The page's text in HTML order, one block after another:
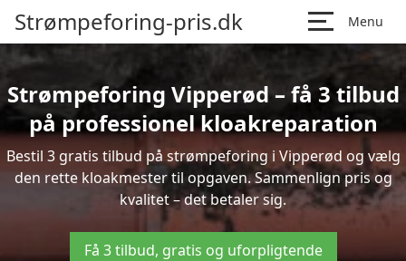
Strømpeforing-pris.dk Menu
Strømpeforing Vipperød – få 3 tilbud
på professionel kloakreparation
Bestil 3 gratis tilbud på strømpeforing i Vipperød og vælg
den rette kloakmester til opgaven. Sammenlign pris og
kvalitet – det betaler sig.
Få 3 tilbud, gratis og uforpligtende